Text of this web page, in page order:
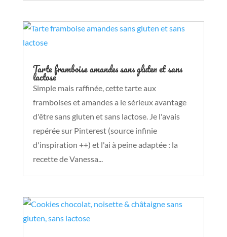
Tarte framboise amandes sans gluten et sans
lactose
Simple mais raffinée, cette tarte aux
framboises et amandes a le sérieux avantage
d'être sans gluten et sans lactose. Je l'avais
repérée sur Pinterest (source infinie
d'inspiration ++) et l'ai à peine adaptée : la
recette de Vanessa...